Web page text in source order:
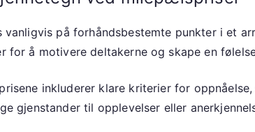
på forhåndsbestemte punkter i et
for å motivere deltakerne og skape en
inkluderer klare kriterier for
gjenstander til opplevelser eller